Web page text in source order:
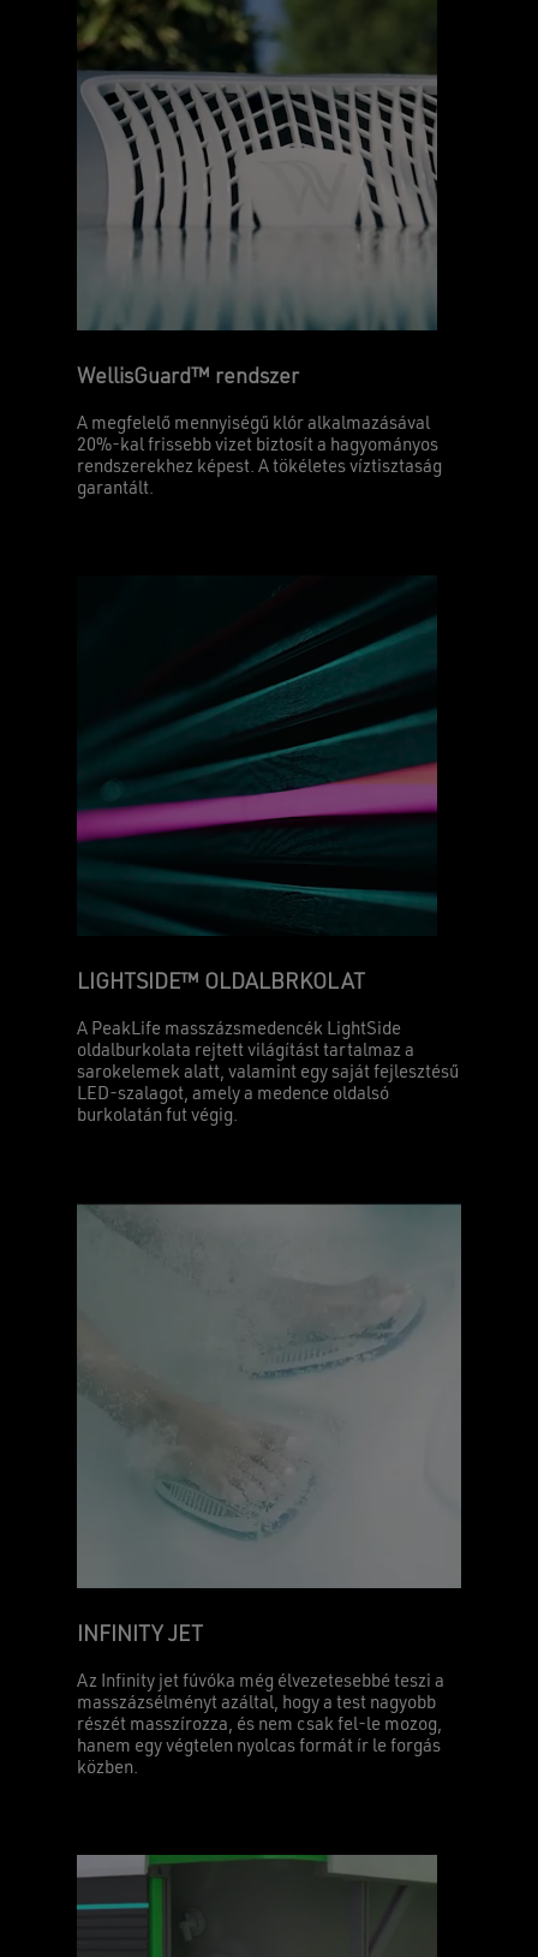
WellisGuard™ rendszer
A megfelelő mennyiségű klór alkalmazásával
20%-kal frissebb vizet biztosít a hagyományos
rendszerekhez képest. A tökéletes víztisztaság
garantált.
LIGHTSIDE™ OLDALBRKOLAT
A PeakLife masszázsmedencék LightSide
oldalburkolata rejtett világítást tartalmaz a
sarokelemek alatt, valamint egy saját fejlesztésű
LED-szalagot, amely a medence oldalsó
burkolatán fut végig.
INFINITY JET
Az Infinity jet fúvóka még élvezetesebbé teszi a
masszázsélményt azáltal, hogy a test nagyobb
részét masszírozza, és nem csak fel-le mozog,
hanem egy végtelen nyolcas formát ír le forgás
közben.